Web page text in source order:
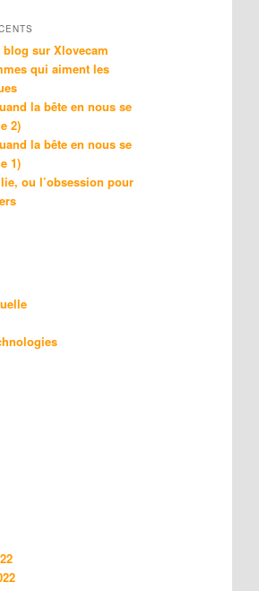
sur Xlovecam
qui aiment les
la bête en nous se
2)
la bête en nous se
1)
ou l’obsession pour